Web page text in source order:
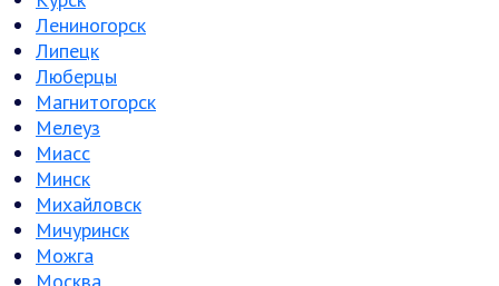
Лениногорск
Липецк
Люберцы
Магнитогорск
Мелеуз
Миасс
Минск
Михайловск
Мичуринск
Можга